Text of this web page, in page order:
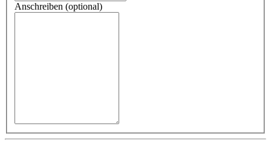
Anschreiben (optional)